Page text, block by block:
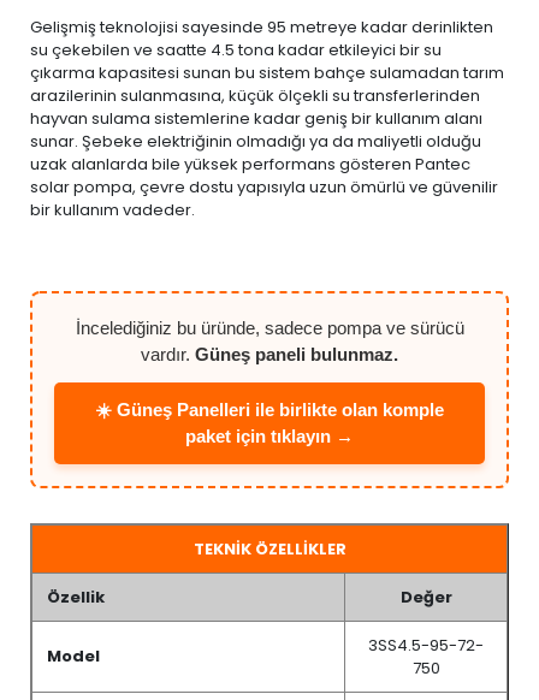
Gelişmiş teknolojisi sayesinde 95 metreye kadar derinlikten
su çekebilen ve saatte 4.5 tona kadar etkileyici bir su
çıkarma kapasitesi sunan bu sistem bahçe sulamadan tarım
arazilerinin sulanmasına, küçük ölçekli su transferlerinden
hayvan sulama sistemlerine kadar geniş bir kullanım alanı
sunar. Şebeke elektriğinin olmadığı ya da maliyetli olduğu
uzak alanlarda bile yüksek performans gösteren Pantec
solar pompa, çevre dostu yapısıyla uzun ömürlü ve güvenilir
bir kullanım vadeder.
İncelediğiniz bu üründe, sadece pompa ve sürücü
vardır. Güneş paneli bulunmaz.
☀️ Güneş Panelleri ile birlikte olan komple
paket için tıklayın →
TEKNİK ÖZELLİKLER
Özellik Değer
Model
3SS4.5-95-72-
750